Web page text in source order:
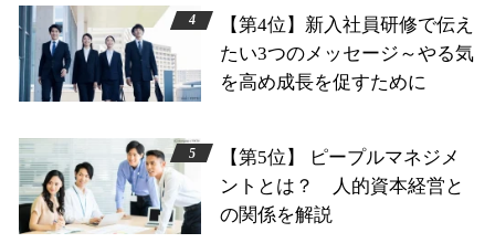
【第4位】新入社員研修で伝え
たい3つのメッセージ～やる気
を高め成長を促すために
【第5位】 ピープルマネジメ
ントとは？ 人的資本経営と
の関係を解説